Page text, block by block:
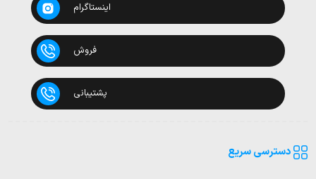
اینستاگرام
فروش
پشتیبانی
دسترسی سریع